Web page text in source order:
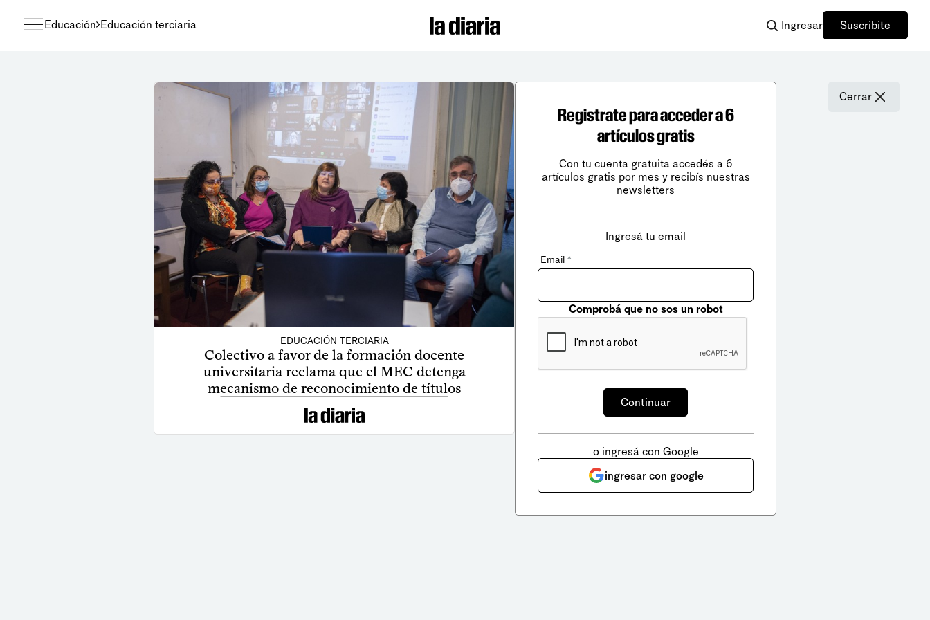
Educación Educación terciaria Ingresar Suscribite
EDUCACIÓN TERCIARIA
Colectivo a favor de la formación docente
universitaria reclama que el MEC detenga
mecanismo de reconocimiento de títulos
Cerrar
Registrate para acceder a 6
artículos gratis
Con tu cuenta gratuita accedés a 6
artículos gratis por mes y recibís nuestras
newsletters
Ingresá tu email
Email *
Comprobá que no sos un robot
o ingresá con Google
ingresar con google